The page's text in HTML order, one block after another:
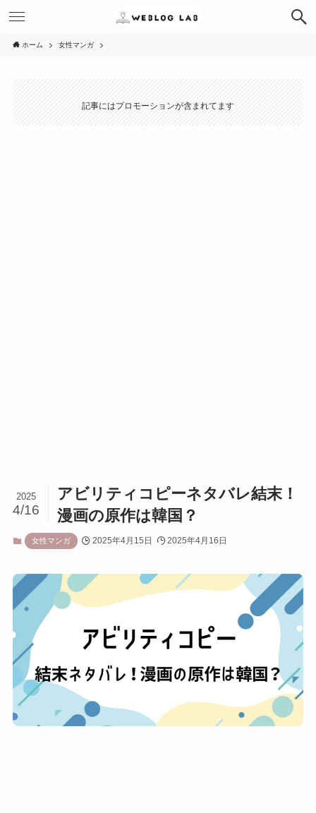
ホーム 女性マンガ
記事にはプロモーションが含まれてます
アビリティコピーネタバレ結末！
漫画の原作は韓国？
2025
4/16
女性マンガ 2025年4月15日 2025年4月16日